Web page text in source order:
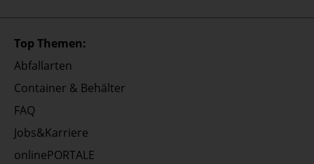
Top Themen:
Abfallarten
Container & Behälter
FAQ
Jobs&Karriere
onlinePORTALE